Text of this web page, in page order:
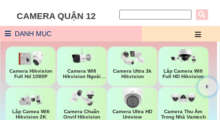
CAMERA QUẬN 12
DANH MỤC
Camera Hikvision
Full Hd 1080P
Camera Wifi
Hikvision Ngoài
Camera Ultra 3k
Hikvision
Lắp Camera Wifi
Full HD Hikvision
Lắp Camea Wifi
Hikvision 2K
Camera Chuẩn
Onvif Hikvision
Camera Ultra HD
Uniview
Camera Thu Âm
Trong Nhà Vantech